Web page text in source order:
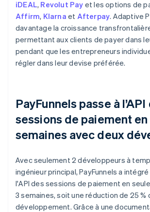
iDEAL, Revolut Pay et les options de
Affirm, Klarna et Afterpay. Adaptive
davantage la croissance
permettant aux clients de payer dans
pendant que les entrepreneurs
régler dans leur devise préférée.
PayFunnels passe à
sessions de paiement
semaines avec deux
Avec seulement 2 développeurs à
ingénieur principal, PayFunnels a
l'API des sessions de paiement en
3 semaines, soit une réduction de 25 %
développement. Grâce à une